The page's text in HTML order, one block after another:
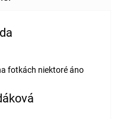
je 2 z 5 hviezdičiek.
fotkách niektoré áno
je 5 z 5 hviezdičiek.